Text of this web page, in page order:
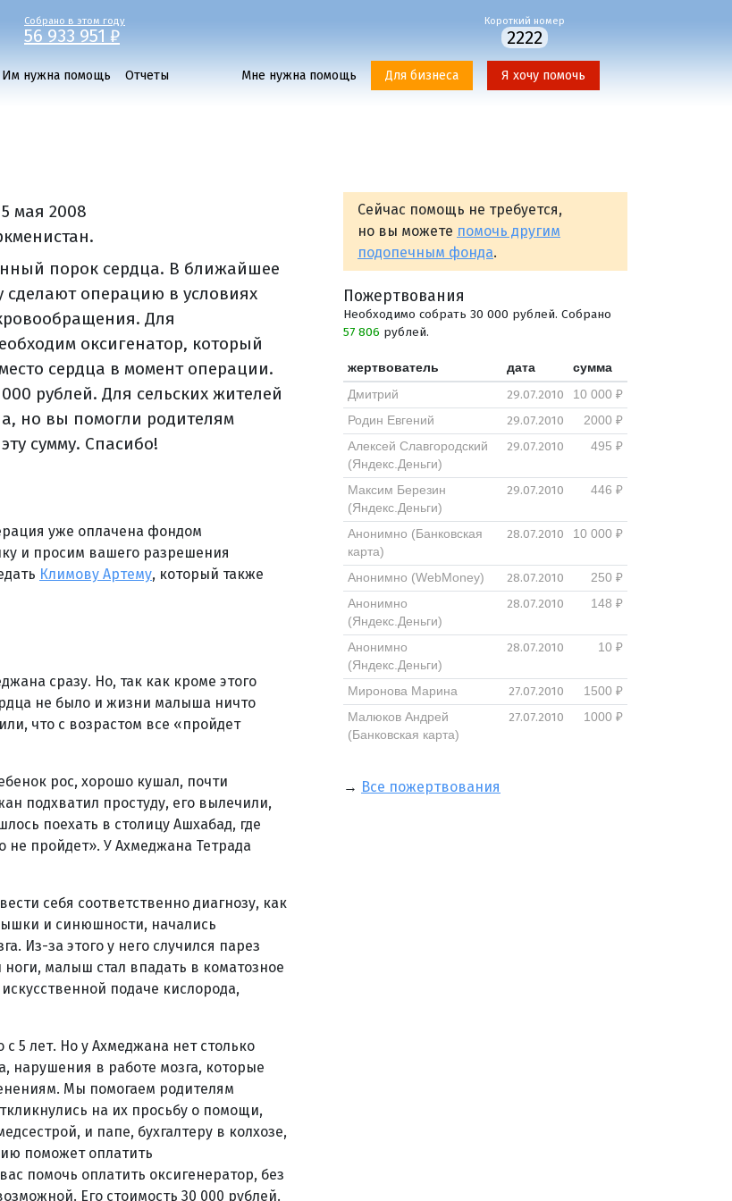
Собрано в этом году
56 933 951 ₽
Короткий номер
2222
Им нужна помощь Отчеты Мне нужна помощь Для бизнеса Я хочу помочь
мая 2008
порок сердца. В ближайшее
сделают операцию в условиях
Для
оксигенатор, который
сердца в момент операции.
000 рублей. Для сельских жителей
но вы помогли родителям
сумму. Спасибо!
уже оплачена фондом
и просим вашего разрешения
Климову Артему, который также
сразу. Но, так как кроме этого
не было и жизни малыша ничто
что с возрастом все «пройдет
рос, хорошо кушал, почти
подхватил простуду, его вылечили,
поехать в столицу Ашхабад, где
не пройдет». У Ахмеджана Тетрада
себя соответственно диагнозу, как
и синюшности, начались
Из-за этого у него случился парез
малыш стал впадать в коматозное
подаче кислорода,
5 лет. Но у Ахмеджана нет столько
нарушения в работе мозга, которые
Мы помогаем родителям
на их просьбу о помощи,
и папе, бухгалтеру в колхозе,
поможет оплатить
помочь оплатить оксигенератор, без
Его стоимость 30 000 рублей.
Сейчас помощь не требуется,
но вы можете помочь другим
подопечным фонда.
Пожертвования
Необходимо собрать 30 000 рублей. Собрано
57 806 рублей.
жертвователь дата
сумма
Дмитрий
29.07.2010
10 000 ₽
Родин Евгений
29.07.2010
2000 ₽
Алексей Славгородский
(Яндекс.Деньги)
29.07.2010 495 ₽
Максим Березин
(Яндекс.Деньги)
29.07.2010 446 ₽
Анонимно (Банковская
карта)
28.07.2010 10 000 ₽
Анонимно (WebMoney) 28.07.2010
250 ₽
Анонимно
(Яндекс.Деньги)
28.07.2010 148 ₽
Анонимно
(Яндекс.Деньги)
28.07.2010 10 ₽
Миронова Марина 27.07.2010
1500 ₽
Малюков Андрей
(Банковская карта)
27.07.2010 1000 ₽
→ Все пожертвования